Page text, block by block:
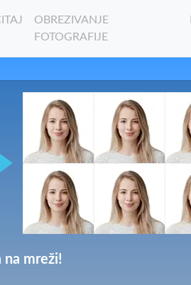
OBREZIVANJE
FOTOGRAFIJE
mreži!